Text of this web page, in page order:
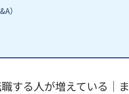
）
する人が増えている｜